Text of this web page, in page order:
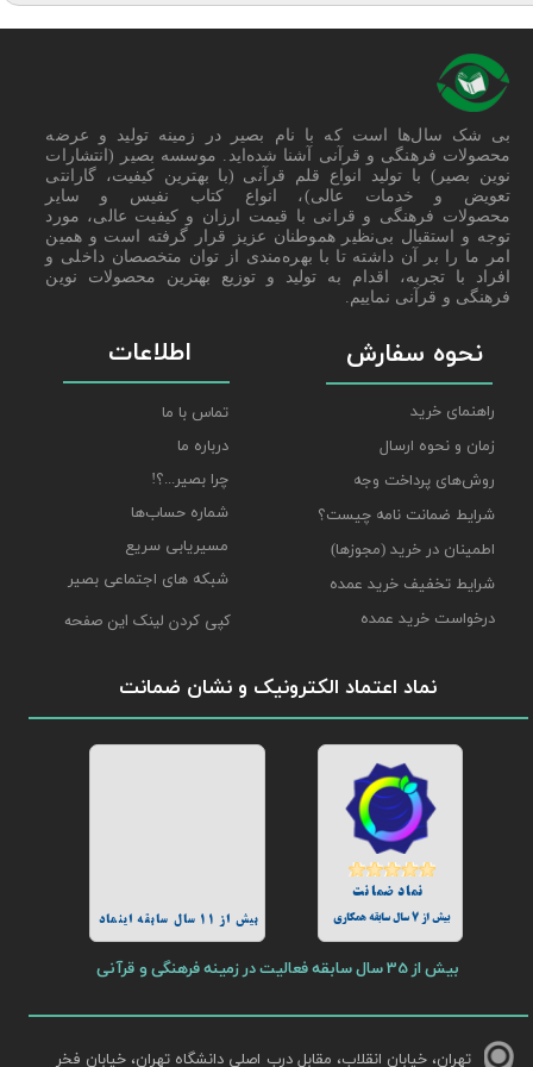
نحوه سفارش
راهنمای خرید
زمان و نحوه ارسال
روش‌های پرداخت وجه
شرایط ضمانت نامه چیست؟
اطمینان در خرید (مجوزها)
شرایط تخفیف خرید عمده
درخواست خرید عمده
نماد اعتماد الکترونیک و نشان ضمانت
بیش از 11 سال سابقه اینماد
بیش از 35 سال سابقه فعالیت در زمینه فرهنگی و قرآنی
بیش از 7 سال سابقه همکاری
اطلاعات
تماس با ما
درباره ما
چرا بصیر...؟!
شماره حساب‌ها
مسیریابی سریع
شبکه های اجتماعی بصیر
تهران، خیابان انقلاب، مقابل درب اصلی دانشگاه تهران، خیابان فخر
بی شک سال‌ها است که با نام بصیر در زمینه تولید و عرضه
محصولات فرهنگی و قرآنی آشنا شده‌اید. موسسه بصیر (انتشارات
نوین بصیر) با تولید انواع قلم قرآنی (با بهترین کیفیت، گارانتی
تعویض و خدمات عالی)، انواع کتاب نفیس و سایر
محصولات فرهنگی و قرانی با قیمت ارزان و کیفیت عالی، مورد
توجه و استقبال بی‌نظیر هموطنان عزیز قرار گرفته است و همین
امر ما را بر آن داشته تا با بهره‌مندی از توان متخصصان داخلی و
افراد با تجربه، اقدام به تولید و توزیع بهترین محصولات نوین
فرهنگی و قرآنی نماییم.
کپی کردن لینک این صفحه